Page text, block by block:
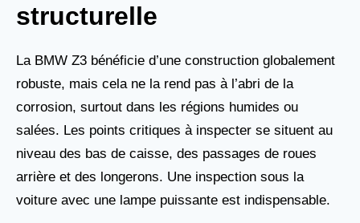
structurelle
La BMW Z3 bénéficie d’une construction globalement
robuste, mais cela ne la rend pas à l’abri de la
corrosion, surtout dans les régions humides ou
salées. Les points critiques à inspecter se situent au
niveau des bas de caisse, des passages de roues
arrière et des longerons. Une inspection sous la
voiture avec une lampe puissante est indispensable.